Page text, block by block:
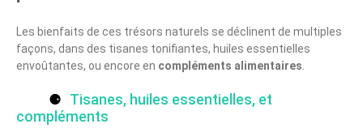
Les bienfaits de ces trésors naturels se déclinent de multiples
façons, dans des tisanes tonifiantes, huiles essentielles
envoûtantes, ou encore en compléments alimentaires
Tisanes, huiles essentielles, et
compléments